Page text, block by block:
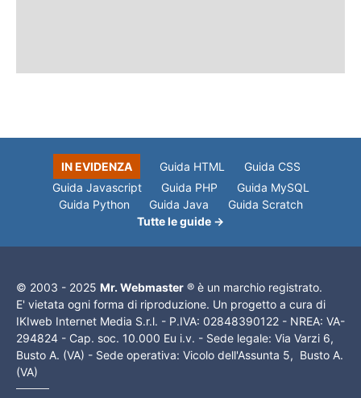
IN EVIDENZA Guida HTML
Guida CSS
Guida Javascript
Guida PHP
Guida MySQL
Guida Python
Guida Java
Guida Scratch
Tutte le guide →
© 2003 - 2025 Mr. Webmaster ® è un marchio registrato.
E' vietata ogni forma di riproduzione. Un progetto a cura di
IKIweb Internet Media S.r.l. - P.IVA: 02848390122 - NREA: VA-
294824 - Cap. soc. 10.000 Eu i.v. - Sede legale: Via Varzi 6,
Busto A. (VA) - Sede operativa: Vicolo dell'Assunta 5, Busto A.
(VA)